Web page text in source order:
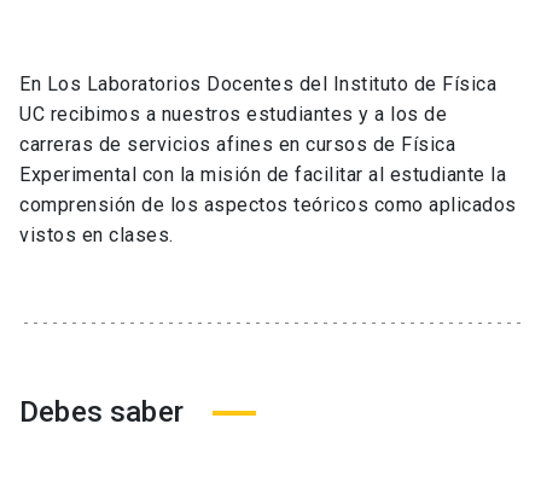
En Los Laboratorios Docentes del Instituto de Física
UC recibimos a nuestros estudiantes y a los de
carreras de servicios afines en cursos de Física
Experimental con la misión de facilitar al estudiante la
comprensión de los aspectos teóricos como aplicados
vistos en clases.
Debes saber